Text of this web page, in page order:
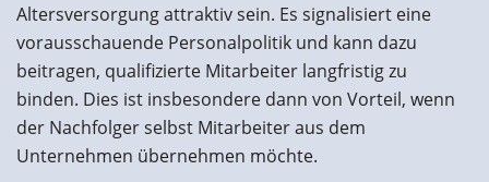
Altersversorgung attraktiv sein. Es signalisiert eine
vorausschauende Personalpolitik und kann dazu
beitragen, qualifizierte Mitarbeiter langfristig zu
binden. Dies ist insbesondere dann von Vorteil, wenn
der Nachfolger selbst Mitarbeiter aus dem
Unternehmen übernehmen möchte.